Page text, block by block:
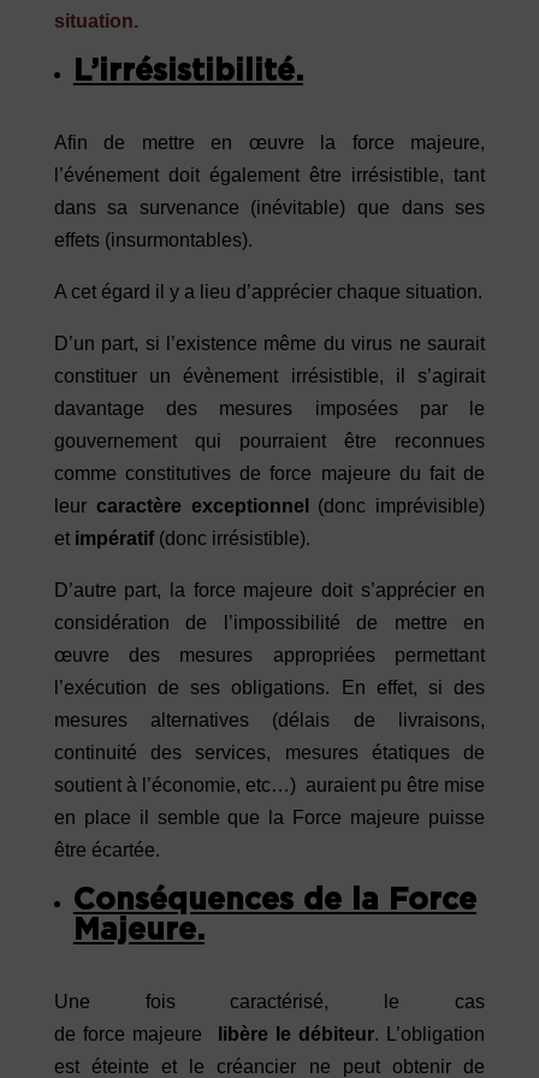
situation.
L’irrésistibilité.
Afin de mettre en œuvre la force majeure,
l’événement doit également être irrésistible, tant
dans sa survenance (inévitable) que dans ses
effets (insurmontables).
A cet égard il y a lieu d’apprécier chaque situation.
D’un part, si l’existence même du virus ne saurait
constituer un évènement irrésistible, il s’agirait
davantage des mesures imposées par le
gouvernement qui pourraient être reconnues
comme constitutives de force majeure du fait de
leur caractère exceptionnel
(donc imprévisible)
et impératif(donc irrésistible).
D’autre part, la force majeure doit s’apprécier en
considération de l’impossibilité de mettre en
œuvre des mesures appropriées permettant
l’exécution de ses obligations. En effet, si des
mesures alternatives (délais de livraisons,
continuité des services, mesures étatiques de
soutient à l’économie, etc…) auraient pu être mise
en place il semble que la Force majeure puisse
être écartée.
Conséquences de la Force
Majeure.
Une fois caractérisé, le cas
de force majeure
libère le débiteur. L’obligation
est éteinte et le créancier ne peut obtenir de